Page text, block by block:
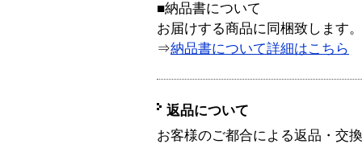
■納品書について
お届けする商品に同梱致します。
⇒納品書について詳細はこちら
返品について
お客様のご都合による返品・交